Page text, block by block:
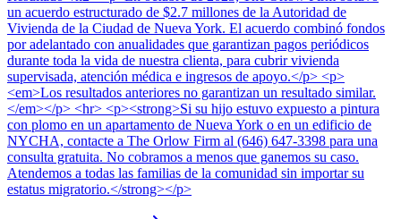
un acuerdo estructurado de $2.7 millones de la Autoridad de
Vivienda de la Ciudad de Nueva York. El acuerdo combinó fondos
por adelantado con anualidades que garantizan pagos periódicos
durante toda la vida de nuestra clienta, para cubrir vivienda
supervisada, atención médica e ingresos de apoyo.</p> <p>
<em>Los resultados anteriores no garantizan un resultado similar.
</em></p> <hr> <p><strong>Si su hijo estuvo expuesto a pintura
con plomo en un apartamento de Nueva York o en un edificio de
NYCHA, contacte a The Orlow Firm al (646) 647-3398 para una
consulta gratuita. No cobramos a menos que ganemos su caso.
Atendemos a todas las familias de la comunidad sin importar su
estatus migratorio.</strong></p>